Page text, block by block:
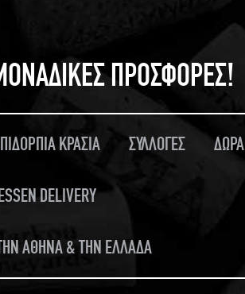
ΠΡΟΣΦΟΡΕΣ!
ΚΡΑΣΙΑ ΣΥΛΛΟΓΕΣ ΔΩΡΑ
DELIVERY
ΑΘΗΝΑ & ΤΗΝ ΕΛΛΑΔΑ